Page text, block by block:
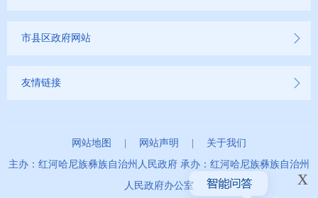
市县区政府网站
友情链接
网站地图 网站声明
关于我们
主办：红河哈尼族彝族自治州人民政府 承办：红河哈尼族彝族自治州
人民政府办公室
x